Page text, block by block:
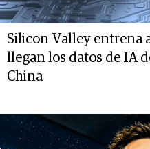
Silicon Valley entrena
llegan los datos de IA
China